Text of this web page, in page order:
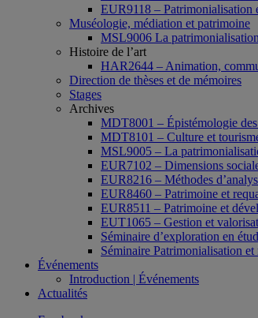
EUR9118 – Patrimonialisation
Muséologie, médiation et patrimoine
MSL9006 La patrimonialisation
Histoire de l’art
HAR2644 – Animation,
Direction de thèses et de mémoires
Stages
Archives
MDT8001 – Épistémologie
MDT8101 – Culture et
MSL9005 – La
EUR7102 – Dimensions
EUR8216 – Méthodes
EUR8460 – Patrimoine et
EUR8511 – Patrimoine et
EUT1065 – Gestion et
Séminaire d’exploration en
Séminaire Patrimonialisation
Événements
Introduction | Événements
Actualités